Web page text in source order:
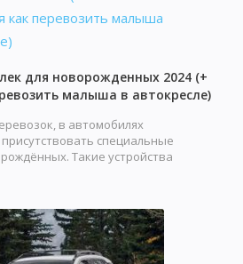
для новорожденных 2024 (+
малыша в автокресле)
в автомобилях
специальные
Такие устройства